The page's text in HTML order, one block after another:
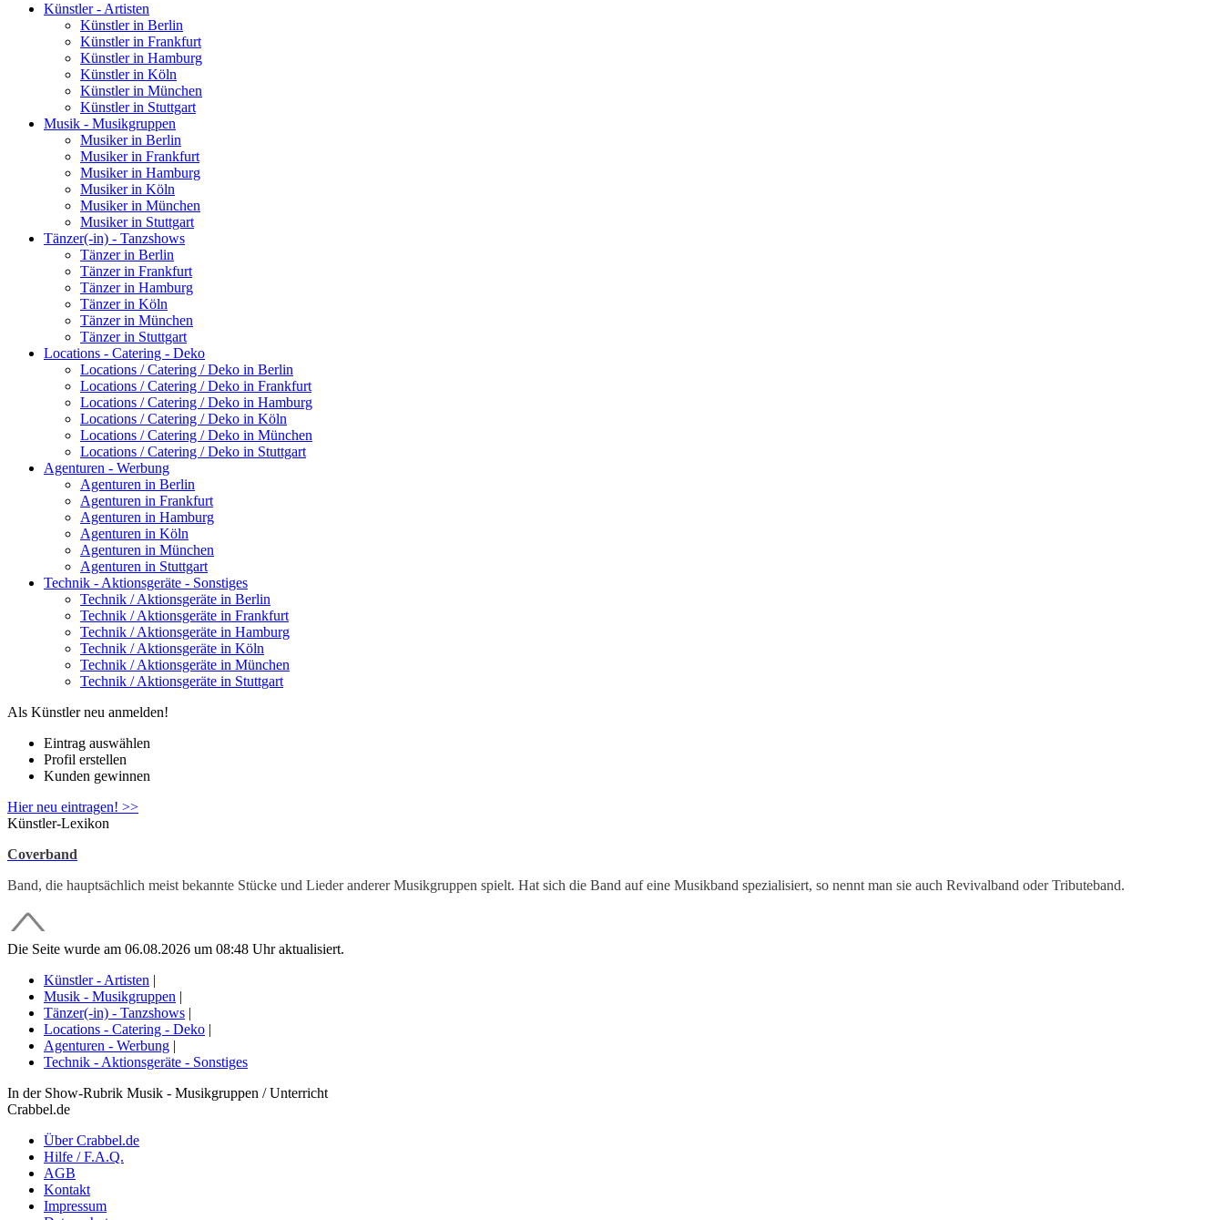
Künstler - Artisten
Künstler in Berlin
Künstler in Frankfurt
Künstler in Hamburg
Künstler in Köln
Künstler in München
Künstler in Stuttgart
Musik - Musikgruppen
Musiker in Berlin
Musiker in Frankfurt
Musiker in Hamburg
Musiker in Köln
Musiker in München
Musiker in Stuttgart
Tänzer(-in) - Tanzshows
Tänzer in Berlin
Tänzer in Frankfurt
Tänzer in Hamburg
Tänzer in Köln
Tänzer in München
Tänzer in Stuttgart
Locations - Catering - Deko
Locations / Catering / Deko in Berlin
Locations / Catering / Deko in Frankfurt
Locations / Catering / Deko in Hamburg
Locations / Catering / Deko in Köln
Locations / Catering / Deko in München
Locations / Catering / Deko in Stuttgart
Agenturen - Werbung
Agenturen in Berlin
Agenturen in Frankfurt
Agenturen in Hamburg
Agenturen in Köln
Agenturen in München
Agenturen in Stuttgart
Technik - Aktionsgeräte - Sonstiges
Technik / Aktionsgeräte in Berlin
Technik / Aktionsgeräte in Frankfurt
Technik / Aktionsgeräte in Hamburg
Technik / Aktionsgeräte in Köln
Technik / Aktionsgeräte in München
Technik / Aktionsgeräte in Stuttgart
Als Künstler neu anmelden!
Eintrag auswählen
Profil erstellen
Kunden gewinnen
Hier neu eintragen! >>
Künstler-Lexikon
Coverband
Band, die hauptsächlich meist bekannte Stücke und Lieder anderer Musikgruppen spielt. Hat sich die Band auf eine Musikband spezialisiert, so nennt man sie auch Revivalband oder Tributeband.
Die Seite wurde am 06.08.2026 um 08:48 Uhr aktualisiert.
Künstler - Artisten |
Musik - Musikgruppen |
Tänzer(-in) - Tanzshows |
Locations - Catering - Deko |
Agenturen - Werbung |
Technik - Aktionsgeräte - Sonstiges
In der Show-Rubrik Musik - Musikgruppen / Unterricht
Crabbel.de
Über Crabbel.de
Hilfe / F.A.Q.
AGB
Kontakt
Impressum